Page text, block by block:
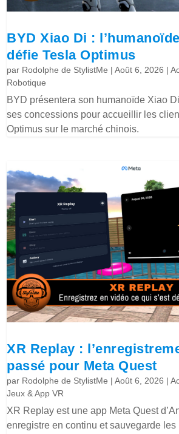
BYD Xiao Di :
défie Tesla Optimus
par Rodolphe de StylistMe |Août 6, 2026 |
Robotique
BYD présentera son humanoïde Xiao
ses concessions pour accueillir les
Optimus sur le marché chinois.
XR Replay :
passé pour Meta Quest
par Rodolphe de StylistMe |Août 6, 2026 |
Jeux & App VR
XR Replay est une app Meta Quest
enregistre en continu et sauvegarde